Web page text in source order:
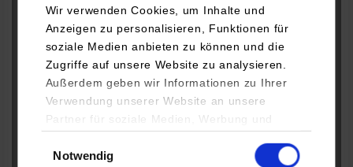
Wir verwenden Cookies, um Inhalte und
Anzeigen zu personalisieren, Funktionen für
soziale Medien anbieten zu können und die
Zugriffe auf unsere Website zu analysieren.
Außerdem geben wir Informationen zu Ihrer
Verwendung unserer Website an unsere
Partner für soziale Medien, Werbung und
YouTube, Google Maps) führen diese
Notwendig
Nachname
Straße, Hausnummer
Postleitzahl